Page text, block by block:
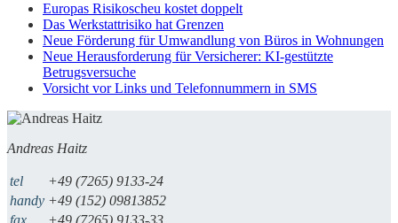
Europas Risikoscheu kostet doppelt
Das Werkstattrisiko hat Grenzen
Neue Förderung für Umwandlung von Büros in Wohnungen
Neue Herausforderung für Versicherer: KI-gestützte
Betrugsversuche
Vorsicht vor Links und Telefonnummern in SMS
Andreas Haitz
tel
+49 (7265) 9133-24
handy +49 (152) 09813852